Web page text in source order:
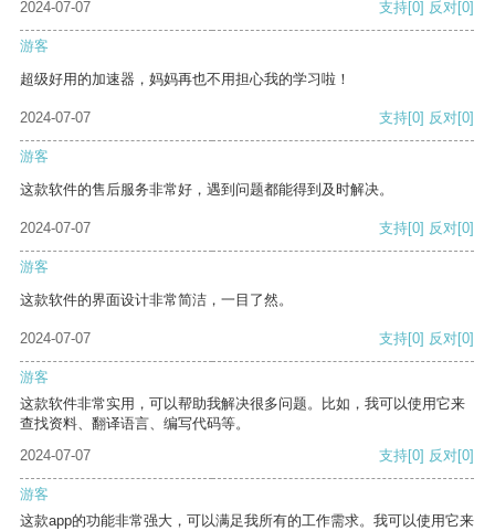
2024-07-07 支持[0] 反对[0]
游客
超级好用的加速器，妈妈再也不用担心我的学习啦！
2024-07-07 支持[0] 反对[0]
游客
这款软件的售后服务非常好，遇到问题都能得到及时解决。
2024-07-07 支持[0] 反对[0]
游客
这款软件的界面设计非常简洁，一目了然。
2024-07-07 支持[0] 反对[0]
游客
这款软件非常实用，可以帮助我解决很多问题。比如，我可以使用它来
查找资料、翻译语言、编写代码等。
2024-07-07
支持[0] 反对[0]
游客
这款app的功能非常强大，可以满足我所有的工作需求。我可以使用它来